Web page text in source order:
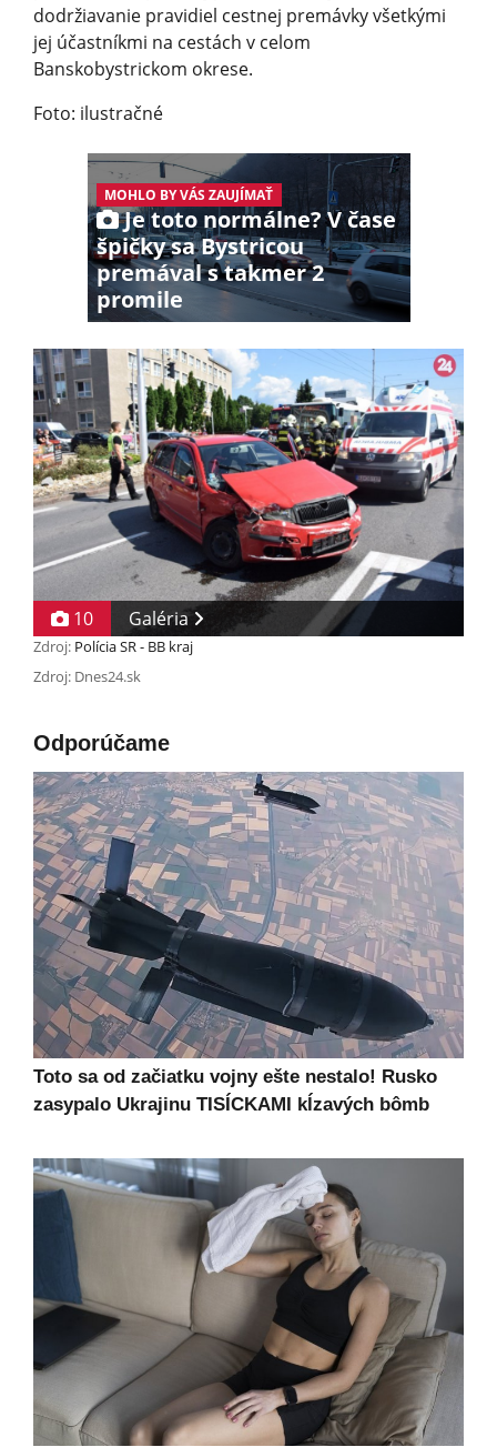
dodržiavanie pravidiel cestnej premávky všetkými
jej účastníkmi na cestách v celom
Banskobystrickom okrese.
Foto: ilustračné
MOHLO BY VÁS ZAUJÍMAŤ
Je toto normálne? V čase
špičky sa Bystricou
premával s takmer 2
promile
10 Galéria
Zdroj: Polícia SR - BB kraj
Zdroj: Dnes24.sk
Odporúčame
Toto sa od začiatku vojny ešte nestalo! Rusko
zasypalo Ukrajinu TISÍCKAMI kĺzavých bômb